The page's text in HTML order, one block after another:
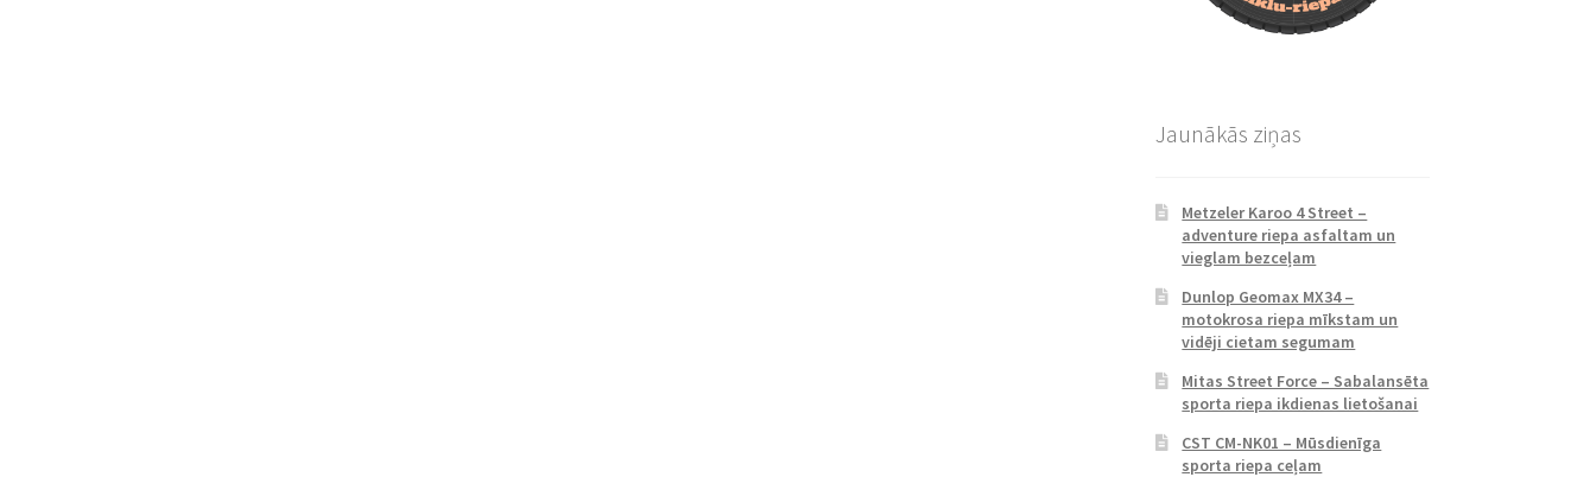
Jaunākās ziņas
Metzeler Karoo 4 Street –
adventure riepa asfaltam un
vieglam bezceļam
Dunlop Geomax MX34 –
motokrosa riepa mīkstam un
vidēji cietam segumam
Mitas Street Force – Sabalansēta
sporta riepa ikdienas lietošanai
CST CM-NK01 – Mūsdienīga
sporta riepa ceļam